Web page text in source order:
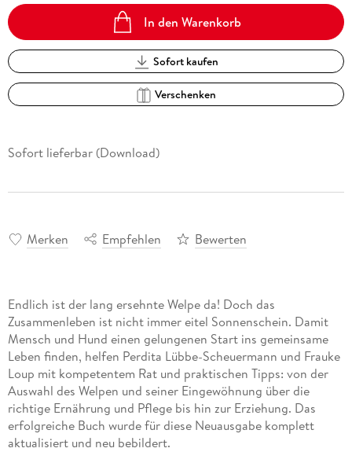
In den Warenkorb
Sofort kaufen
Verschenken
Sofort lieferbar (Download)
Merken Empfehlen Bewerten
Endlich ist der lang ersehnte Welpe da! Doch das
Zusammenleben ist nicht immer eitel Sonnenschein. Damit
Mensch und Hund einen gelungenen Start ins gemeinsame
Leben finden, helfen Perdita Lübbe-Scheuermann und Frauke
Loup mit kompetentem Rat und praktischen Tipps: von der
Auswahl des Welpen und seiner Eingewöhnung über die
richtige Ernährung und Pflege bis hin zur Erziehung. Das
erfolgreiche Buch wurde für diese Neuausgabe komplett
aktualisiert und neu bebildert.